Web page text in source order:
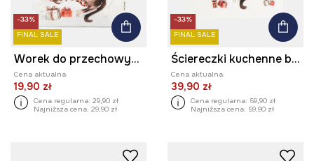
-33%
FINAL SALE
Worek do przechowywania bawełniany z nadrukiem 30 x 40 cm
Cena aktualna:
19,90 zł
Cena regularna: 29,90 zł
Najniższa cena: 29,90 zł
-33%
FINAL SALE
Ściereczki kuchenne bawełniane wzorzyste (2-pack)
Cena aktualna:
39,90 zł
Cena regularna: 59,90 zł
Najniższa cena: 59,90 zł